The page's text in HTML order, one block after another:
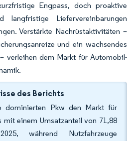
Engpass, doch proaktive
langfristige Liefervereinbarungen
Verstärkte Nachrüstaktivitäten –
und ein wachsendes
verleihen dem Markt für Automobil-
des Berichts
dominierten Pkw den Markt für
einem Umsatzanteil von 71,88
während Nutzfahrzeuge